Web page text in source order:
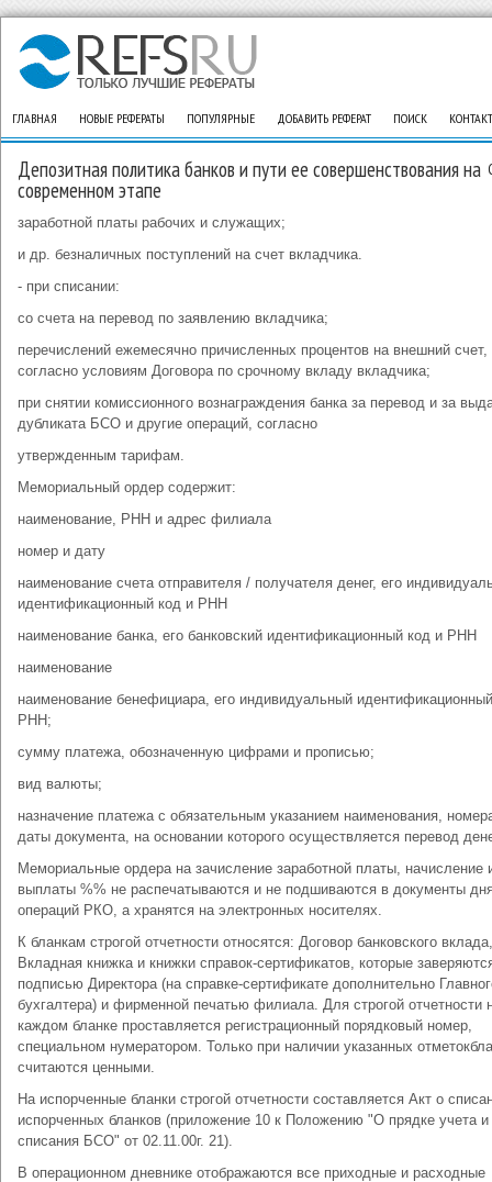
ГЛАВНАЯ НОВЫЕ РЕФЕРАТЫ ПОПУЛЯРНЫЕ ДОБАВИТЬ РЕФЕРАТ ПОИСК
Депозитная политика банков и пути ее совершенствования на
современном этапе
заработной платы рабочих и служащих;
и др. безналичных поступлений на счет вкладчика.
- при списании:
со счета на перевод по заявлению вкладчика;
перечислений ежемесячно причисленных процентов на внешний счет,
согласно условиям Договора по срочному вкладу вкладчика;
при снятии комиссионного вознаграждения банка за перевод и за
дубликата БСО и другие операций, согласно
утвержденным тарифам.
Мемориальный ордер содержит:
наименование, РНН и адрес филиала
номер и дату
наименование счета отправителя / получателя денег, его
идентификационный код и РНН
наименование банка, его банковский идентификационный код и РНН
наименование
наименование бенефициара, его индивидуальный
РНН;
сумму платежа, обозначенную цифрами и прописью;
вид валюты;
назначение платежа с обязательным указанием наименования,
даты документа, на основании которого осуществляется перевод
Мемориальные ордера на зачисление заработной платы, начисление
выплаты %% не распечатываются и не подшиваются в документы
операций РКО, а хранятся на электронных носителях.
К бланкам строгой отчетности относятся: Договор банковского вклада,
Вкладная книжка и книжки справок-сертификатов, которые
подписью Директора (на справке-сертификате дополнительно
бухгалтера) и фирменной печатью филиала. Для строгой отчетности
каждом бланке проставляется регистрационный порядковый номер,
специальном нумератором. Только при наличии указанных
считаются ценными.
На испорченные бланки строгой отчетности составляется Акт о
испорченных бланков (приложение 10 к Положению "О прядке учета и
списания БСО" от 02.11.00г. 21).
В операционном дневнике отображаются все приходные и расходные